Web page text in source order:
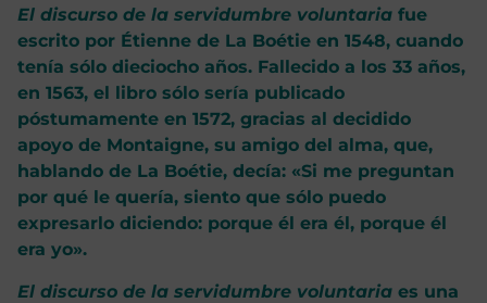
El discurso de la servidumbre voluntaria fue
escrito por Étienne de La Boétie en 1548, cuando
tenía sólo dieciocho años. Fallecido a los 33 años,
en 1563, el libro sólo sería publicado
póstumamente en 1572, gracias al decidido
apoyo de Montaigne, su amigo del alma, que,
hablando de La Boétie, decía: «Si me preguntan
por qué le quería, siento que sólo puedo
expresarlo diciendo: porque él era él, porque él
era yo».
El discurso de la servidumbre voluntaria es una